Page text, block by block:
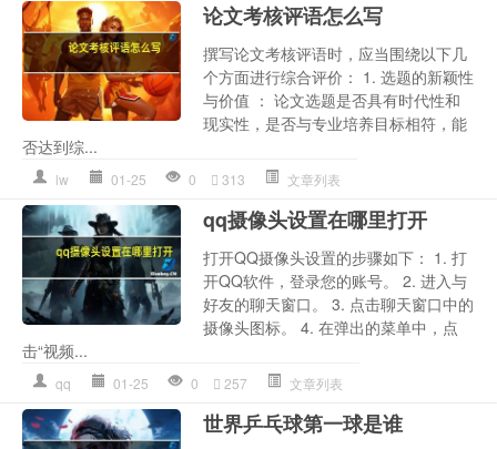
论文考核评语怎么写
撰写论文考核评语时，应当围绕以下几
个方面进行综合评价： 1. 选题的新颖性
与价值 ： 论文选题是否具有时代性和
现实性，是否与专业培养目标相符，能
否达到综...
lw 01-25 0 313 文章列表
qq摄像头设置在哪里打开
打开QQ摄像头设置的步骤如下： 1. 打
开QQ软件，登录您的账号。 2. 进入与
好友的聊天窗口。 3. 点击聊天窗口中的
摄像头图标。 4. 在弹出的菜单中，点
击“视频...
qq 01-25 0 257 文章列表
世界乒乓球第一球是谁